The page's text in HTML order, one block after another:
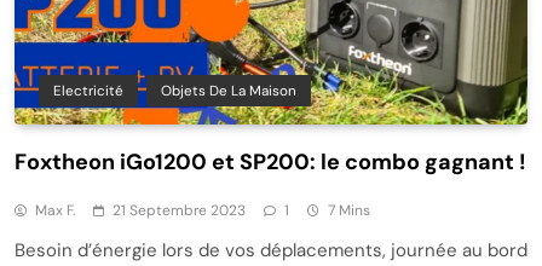
Electricité Objets De La Maison
Foxtheon iGo1200 et SP200: le combo gagnant !
Max F. 21 Septembre 2023 1 7 Mins
Besoin d’énergie lors de vos déplacements, journée au bord